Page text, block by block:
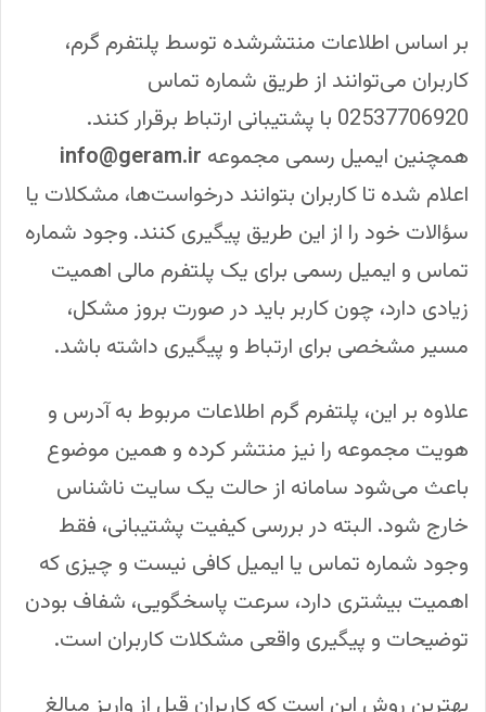
بر اساس اطلاعات منتشرشده توسط پلتفرم گرم،
کاربران می‌توانند از طریق شماره تماس
02537706920 با پشتیبانی ارتباط برقرار کنند.
همچنین ایمیل رسمی مجموعه info@geram.ir
اعلام شده تا کاربران بتوانند درخواست‌ها، مشکلات یا
سؤالات خود را از این طریق پیگیری کنند. وجود شماره
تماس و ایمیل رسمی برای یک پلتفرم مالی اهمیت
زیادی دارد، چون کاربر باید در صورت بروز مشکل،
مسیر مشخصی برای ارتباط و پیگیری داشته باشد.
علاوه بر این، پلتفرم گرم اطلاعات مربوط به آدرس و
هویت مجموعه را نیز منتشر کرده و همین موضوع
باعث می‌شود سامانه از حالت یک سایت ناشناس
خارج شود. البته در بررسی کیفیت پشتیبانی، فقط
وجود شماره تماس یا ایمیل کافی نیست و چیزی که
اهمیت بیشتری دارد، سرعت پاسخگویی، شفاف بودن
توضیحات و پیگیری واقعی مشکلات کاربران است.